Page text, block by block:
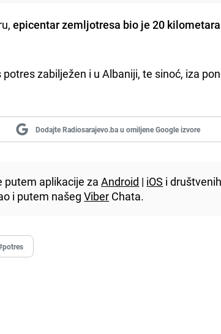
epicentar zemljotresa bio je 20
zabilježen i u Albaniji, te sinoć, iza
Dodajte Radiosarajevo.ba u omiljene Google izvore
putem aplikacije zaAndroid | iOS i
i putem našegViber Chata.